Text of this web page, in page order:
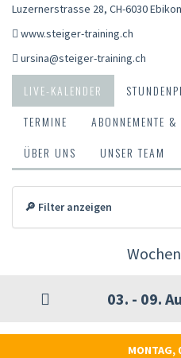
Luzernerstrasse 28, CH-6030 Ebikon
www.steiger-training.ch
ursina@steiger-training.ch
LIVE-KALENDER
TERMINE
ABONNEMENTE &
ÜBER UNS
UNSER TEAM
🔎 Filter anzeigen
03. - 09.
MONTAG,